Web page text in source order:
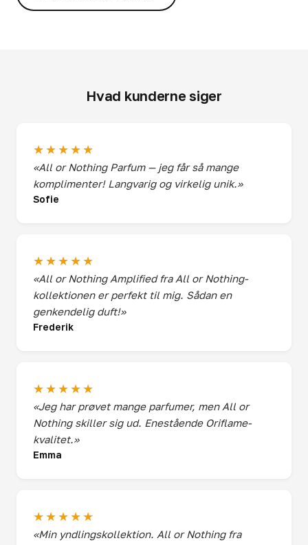
Hvad kunderne siger
★★★★★
«All or Nothing Parfum — jeg får så mange
komplimenter! Langvarig og virkelig unik.»
Sofie
★★★★★
«All or Nothing Amplified fra All or Nothing-
kollektionen er perfekt til mig. Sådan en
genkendelig duft!»
Frederik
★★★★★
«Jeg har prøvet mange parfumer, men All or
Nothing skiller sig ud. Enestående Oriflame-
kvalitet.»
Emma
★★★★★
«Min yndlingskollektion. All or Nothing fra